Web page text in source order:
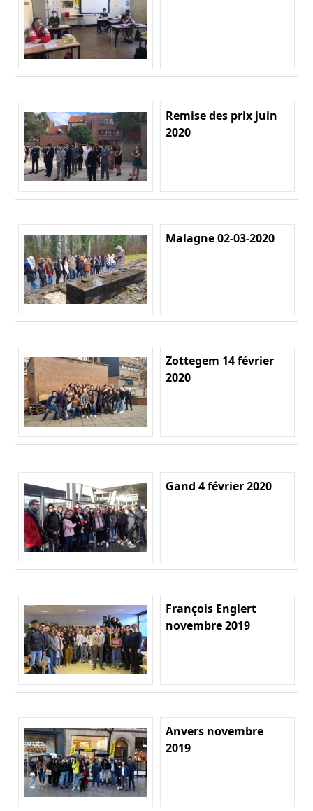
Remise des prix juin
2020
Malagne 02-03-2020
Zottegem 14 février
2020
Gand 4 février 2020
François Englert
novembre 2019
Anvers novembre
2019